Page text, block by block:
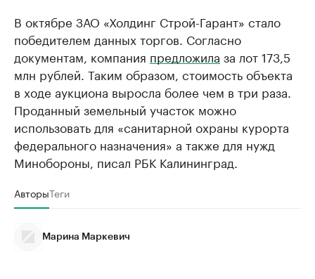
В октябре ЗАО «Холдинг Строй-Гарант» стало
победителем данных торгов. Согласно
документам, компания предложила за лот 173,5
млн рублей. Таким образом, стоимость объекта
в ходе аукциона выросла более чем в три раза.
Проданный земельный участок можно
использовать для «санитарной охраны курорта
федерального назначения» а также для нужд
Минобороны, писал РБК Калининград.
АвторыТеги
Марина Маркевич